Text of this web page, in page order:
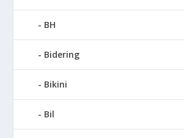
BH
Bidering
Bikini
Bil